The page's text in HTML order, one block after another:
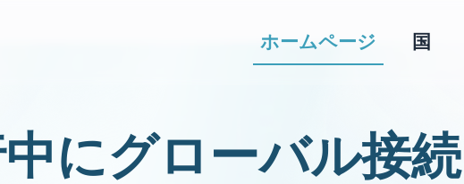
ホームページ 国
にグローバル接